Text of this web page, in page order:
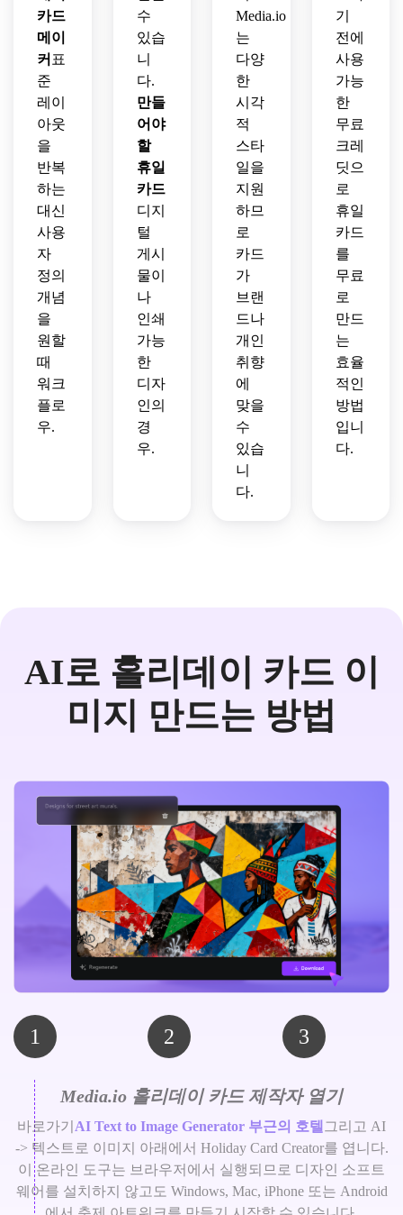
카드
메이
커 표
준
레이
아웃
을
반복
하는
대신
사용
자
정의
개념
을
원할
때
워크
플로
우.
수
있습
니
다.
만들
어야
할
휴일
카드
디지
털
게시
물이
나
인쇄
가능
한
디자
인의
경
우.
Media.io
는
다양
한
시각
적
스타
일을
지원
하므
로
카드
가
브랜
드나
개인
취향
에
맞을
수
있습
니
다.
기
전에
사용
가능
한
무료
크레
딧으
로
휴일
카드
를
무료
로
만드
는
효율
적인
방법
입니
다.
AI로 홀리데이 카드 이
미지 만드는 방법
1 2 3
Media.io 홀리데이 카드 제작자 열기
바로가기 AI Text to Image Generator 부근의 호텔 그리고 AI
-> 텍스트로 이미지 아래에서 Holiday Card Creator를 엽니다.
이 온라인 도구는 브라우저에서 실행되므로 디자인 소프트
웨어를 설치하지 않고도 Windows, Mac, iPhone 또는 Android